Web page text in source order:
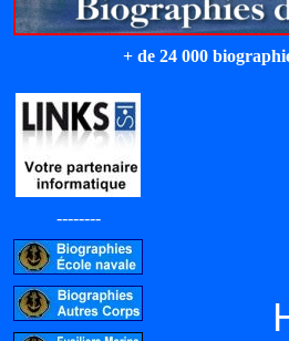
+ de 24 000
--------